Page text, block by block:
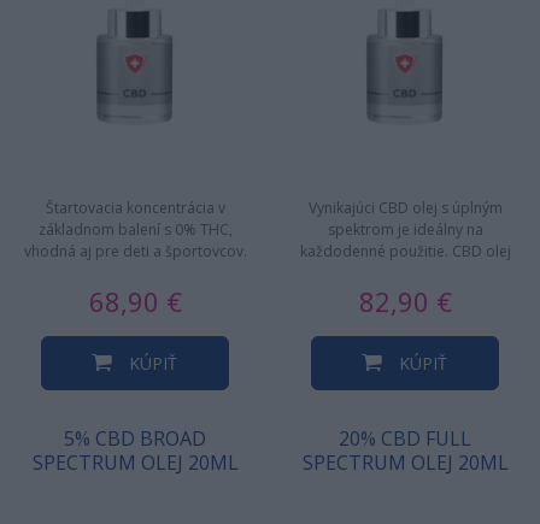
Štartovacia koncentrácia v
základnom balení s 0% THC,
vhodná aj pre deti a športovcov.
68,90 €
KÚPIŤ
Vynikajúci CBD olej s úplným
spektrom je ideálny na
každodenné použitie. CBD olej
procesom…
82,90 €
KÚPIŤ
5% CBD BROAD
SPECTRUM OLEJ 20ML
20% CBD FULL
SPECTRUM OLEJ 20ML